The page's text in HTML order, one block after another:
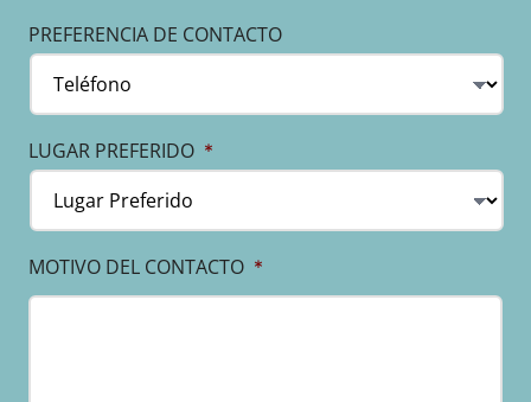
PREFERENCIA DE CONTACTO
LUGAR PREFERIDO *
MOTIVO DEL CONTACTO *